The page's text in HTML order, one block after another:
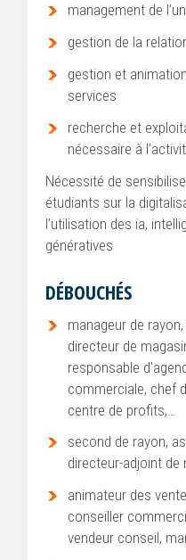
management de
gestion de la
gestion et
services
recherche et
nécessaire à
Nécessité de
étudiants sur la
l’utilisation des ia,
génératives
DÉBOUCHÉS
manageur de
directeur de
responsable
commerciale, chef
centre de profits,…
second de rayon,
directeur-adjoint de
animateur des
conseiller
vendeur conseil,